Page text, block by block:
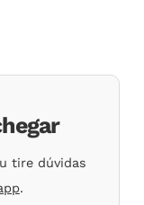
tire dúvidas
.